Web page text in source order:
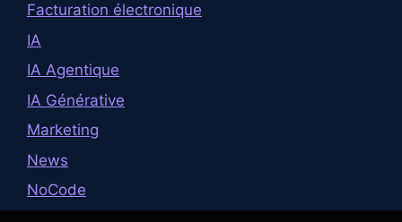
Facturation électronique
IA
IA Agentique
IA Générative
Marketing
News
NoCode